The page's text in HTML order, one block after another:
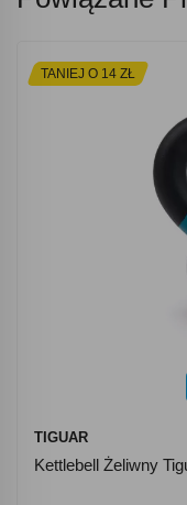
TANIEJ O 14 ZŁ
TIGUAR
Kettlebell Żeliwny